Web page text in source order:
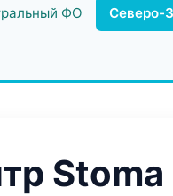
ФО Северо-
Stoma